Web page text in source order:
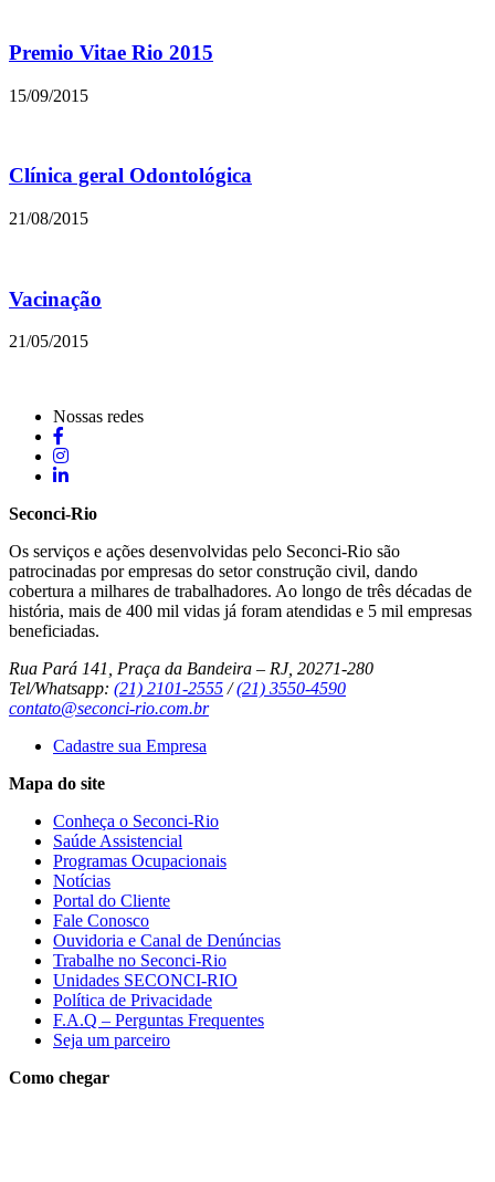
Premio Vitae Rio 2015
15/09/2015
Clínica geral Odontológica
21/08/2015
Vacinação
21/05/2015
Nossas redes
Seconci-Rio
Os serviços e ações desenvolvidas pelo Seconci-Rio são
patrocinadas por empresas do setor construção civil, dando
cobertura a milhares de trabalhadores. Ao longo de três décadas de
história, mais de 400 mil vidas já foram atendidas e 5 mil empresas
beneficiadas.
Rua Pará 141, Praça da Bandeira – RJ, 20271-280
Tel/Whatsapp: (21) 2101-2555/(21) 3550-4590
contato@seconci-rio.com.br
Cadastre sua Empresa
Mapa do site
Conheça o Seconci-Rio
Saúde Assistencial
Programas Ocupacionais
Notícias
Portal do Cliente
Fale Conosco
Ouvidoria e Canal de Denúncias
Trabalhe no Seconci-Rio
Unidades SECONCI-RIO
Política de Privacidade
F.A.Q – Perguntas Frequentes
Seja um parceiro
Como chegar